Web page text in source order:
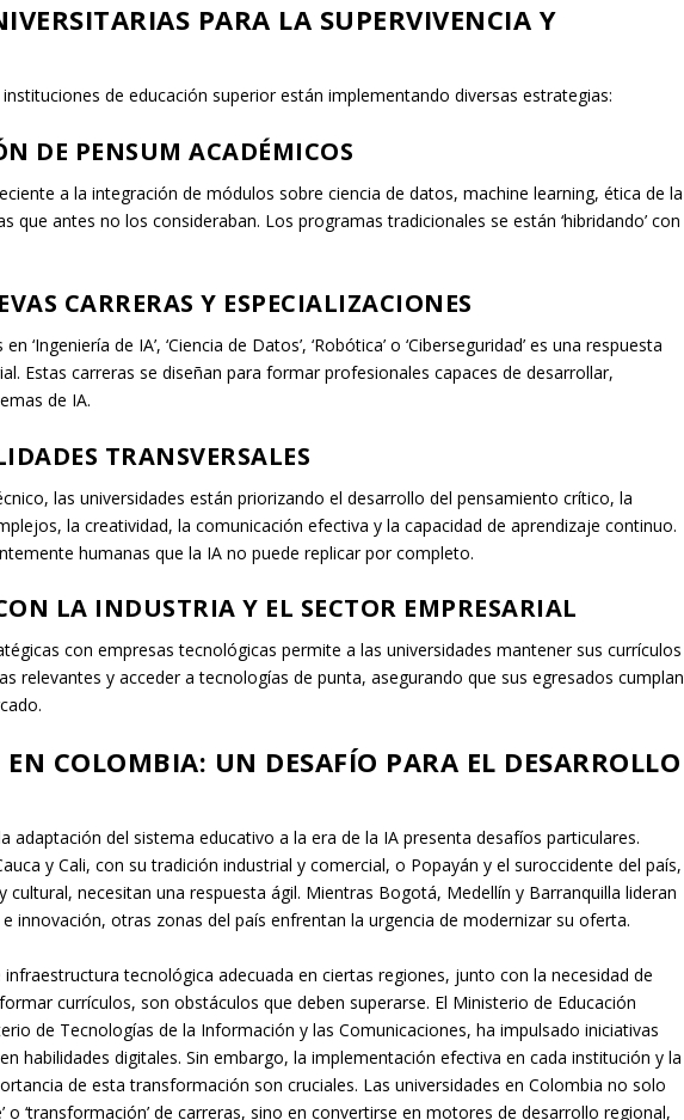
PARA LA SUPERVIVENCIA Y
de educación superior están implementando diversas estrategias:
DE PENSUM ACADÉMICOS
a la integración de módulos sobre ciencia de datos, machine learning, ética de la
que antes no los consideraban. Los programas tradicionales se están ‘hibridando’ con
CARRERAS Y ESPECIALIZACIONES
‘Ingeniería de IA’, ‘Ciencia de Datos’, ‘Robótica’ o ‘Ciberseguridad’ es una respuesta
Estas carreras se diseñan para formar profesionales capaces de desarrollar,
de IA.
TRANSVERSALES
las universidades están priorizando el desarrollo del pensamiento crítico, la
la creatividad, la comunicación efectiva y la capacidad de aprendizaje continuo.
humanas que la IA no puede replicar por completo.
LA INDUSTRIA Y EL SECTOR EMPRESARIAL
con empresas tecnológicas permite a las universidades mantener sus currículos
relevantes y acceder a tecnologías de punta, asegurando que sus egresados cumplan
COLOMBIA: UN DESAFÍO PARA EL DESARROLLO
adaptación del sistema educativo a la era de la IA presenta desafíos particulares.
y Cali, con su tradición industrial y comercial, o Popayán y el suroccidente del país,
cultural, necesitan una respuesta ágil. Mientras Bogotá, Medellín y Barranquilla lideran
innovación, otras zonas del país enfrentan la urgencia de modernizar su oferta.
tecnológica adecuada en ciertas regiones, junto con la necesidad de
currículos, son obstáculos que deben superarse. El Ministerio de Educación
de Tecnologías de la Información y las Comunicaciones, ha impulsado iniciativas
habilidades digitales. Sin embargo, la implementación efectiva en cada institución y la
de esta transformación son cruciales. Las universidades en Colombia no solo
o ‘transformación’ de carreras, sino en convertirse en motores de desarrollo regional,